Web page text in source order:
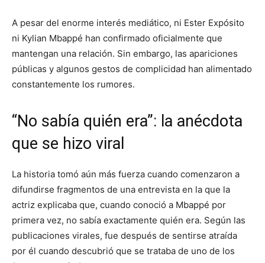
A pesar del enorme interés mediático, ni Ester Expósito
ni Kylian Mbappé han confirmado oficialmente que
mantengan una relación. Sin embargo, las apariciones
públicas y algunos gestos de complicidad han alimentado
constantemente los rumores.
“No sabía quién era”: la anécdota
que se hizo viral
La historia tomó aún más fuerza cuando comenzaron a
difundirse fragmentos de una entrevista en la que la
actriz explicaba que, cuando conoció a Mbappé por
primera vez, no sabía exactamente quién era. Según las
publicaciones virales, fue después de sentirse atraída
por él cuando descubrió que se trataba de uno de los